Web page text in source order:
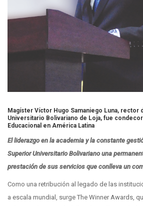
Magíster Víctor Hugo Samaniego Luna, rector
Universitario Bolivariano de Loja, fue
Educacional en América Latina
El liderazgo en la academia y la constante
Superior Universitario Bolivariano una
prestación de sus servicios que conlleva un
Como una retribución al legado de las
a escala mundial, surge The Winner Awards,